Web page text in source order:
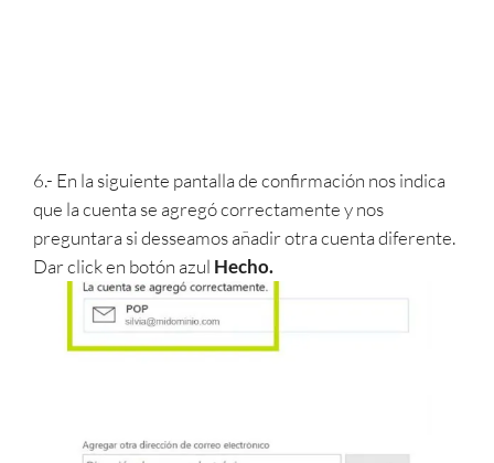
6.- En la siguiente pantalla de confirmación nos indica
que la cuenta se agregó correctamente y nos
preguntara si desseamos añadir otra cuenta diferente.
Dar click en botón azul Hecho.